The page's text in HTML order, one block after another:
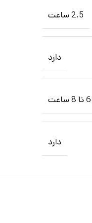
2.5 ساعت
دارد
6 تا 8 ساعت
دارد